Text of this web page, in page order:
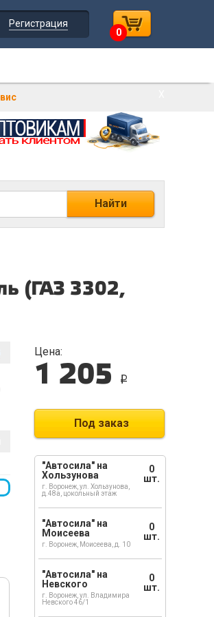
Регистрация
0
Найти
(ГАЗ 3302,
Цена:
1 205 i
Под заказ
"Автосила" на
Хользунова
г. Воронеж, ул. Хользунова,
д.48а, цокольный этаж
0
шт.
"Автосила" на
Моисеева
г. Воронеж, Моисеева, д. 10
0
шт.
"Автосила" на
Невского
г. Воронеж, ул. Владимира
Невского 46/1
0
шт.